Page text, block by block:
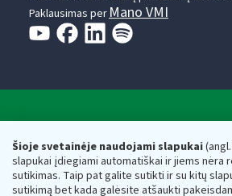
Šioje svetainėje naudojami slapukai
slapukai įdiegiami automatiškai ir jiems nėra
sutikimas. Taip pat galite sutikti ir su kitų
sutikimą bet kada galėsite atšaukti
Paklausimas per Mano VMI
Respublikos finansų ministerijos
Biudžetinė įstaiga. Juridinio asmens kodas —
adresas: Vasario 16-osios g. 14, 01107 Vilnius,